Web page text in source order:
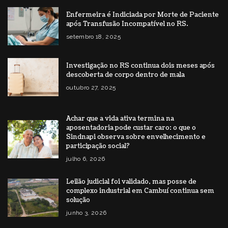
Enfermeira é Indiciada por Morte de Paciente
após Transfusão Incompatível no RS.
setembro 18, 2025
Investigação no RS continua dois meses após
descoberta de corpo dentro de mala
outubro 27, 2025
Achar que a vida ativa termina na
aposentadoria pode custar caro: o que o
Sindnapi observa sobre envelhecimento e
participação social?
julho 6, 2026
Leilão judicial foi validado, mas posse de
complexo industrial em Cambuí continua sem
solução
junho 3, 2026